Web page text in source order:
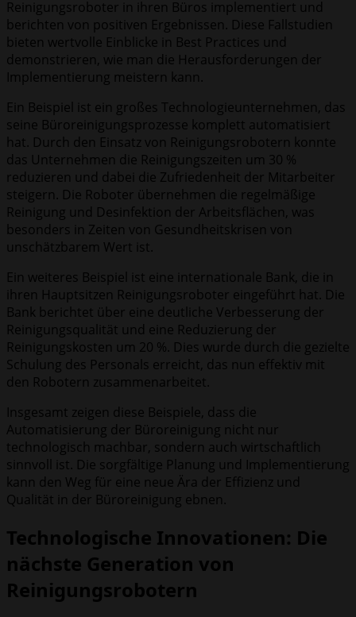
Reinigungsroboter in ihren Büros implementiert und
berichten von positiven Ergebnissen. Diese Fallstudien
bieten wertvolle Einblicke in Best Practices und
demonstrieren, wie man die Herausforderungen der
Implementierung meistern kann.
Ein Beispiel ist ein großes Technologieunternehmen, das
seine Büroreinigungsprozesse komplett automatisiert
hat. Durch den Einsatz von Reinigungsrobotern konnte
das Unternehmen die Reinigungszeiten um 30 %
reduzieren und dabei die Zufriedenheit der Mitarbeiter
steigern. Die Roboter übernehmen die regelmäßige
Reinigung und Desinfektion der Arbeitsflächen, was
besonders in Zeiten von Gesundheitskrisen von
unschätzbarem Wert ist.
Ein weiteres Beispiel ist eine internationale Bank, die in
ihren Hauptsitzen Reinigungsroboter eingeführt hat. Die
Bank berichtet über eine deutliche Verbesserung der
Reinigungsqualität und eine Reduzierung der
Reinigungskosten um 20 %. Dies wurde durch die gezielte
Schulung des Personals erreicht, das nun effektiv mit
den Robotern zusammenarbeitet.
Insgesamt zeigen diese Beispiele, dass die
Automatisierung der Büroreinigung nicht nur
technologisch machbar, sondern auch wirtschaftlich
sinnvoll ist. Die sorgfältige Planung und Implementierung
kann den Weg für eine neue Ära der Effizienz und
Qualität in der Büroreinigung ebnen.
Technologische Innovationen: Die
nächste Generation von
Reinigungsrobotern